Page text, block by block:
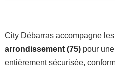
City Débarras accompagne
arrondissement (75) pour
entièrement sécurisée,